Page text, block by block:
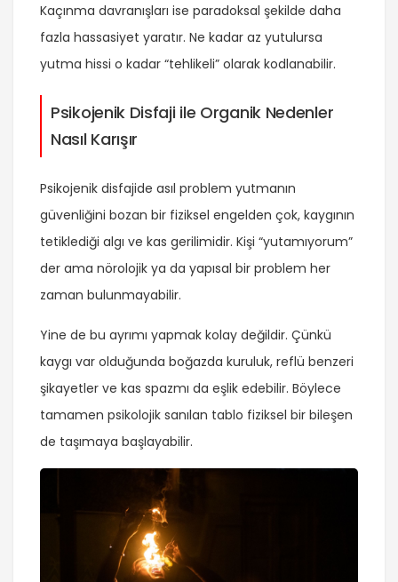
Kaçınma davranışları ise paradoksal şekilde daha
fazla hassasiyet yaratır. Ne kadar az yutulursa
yutma hissi o kadar “tehlikeli” olarak kodlanabilir.
Psikojenik Disfaji ile Organik Nedenler
Nasıl Karışır
Psikojenik disfajide asıl problem yutmanın
güvenliğini bozan bir fiziksel engelden çok, kaygının
tetiklediği algı ve kas gerilimidir. Kişi “yutamıyorum”
der ama nörolojik ya da yapısal bir problem her
zaman bulunmayabilir.
Yine de bu ayrımı yapmak kolay değildir. Çünkü
kaygı var olduğunda boğazda kuruluk, reflü benzeri
şikayetler ve kas spazmı da eşlik edebilir. Böylece
tamamen psikolojik sanılan tablo fiziksel bir bileşen
de taşımaya başlayabilir.